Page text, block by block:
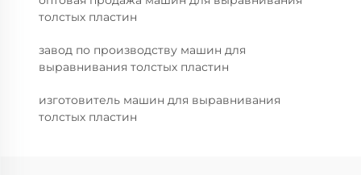
толстых пластин
завод по производству машин для
выравнивания толстых пластин
изготовитель машин для выравнивания
толстых пластин